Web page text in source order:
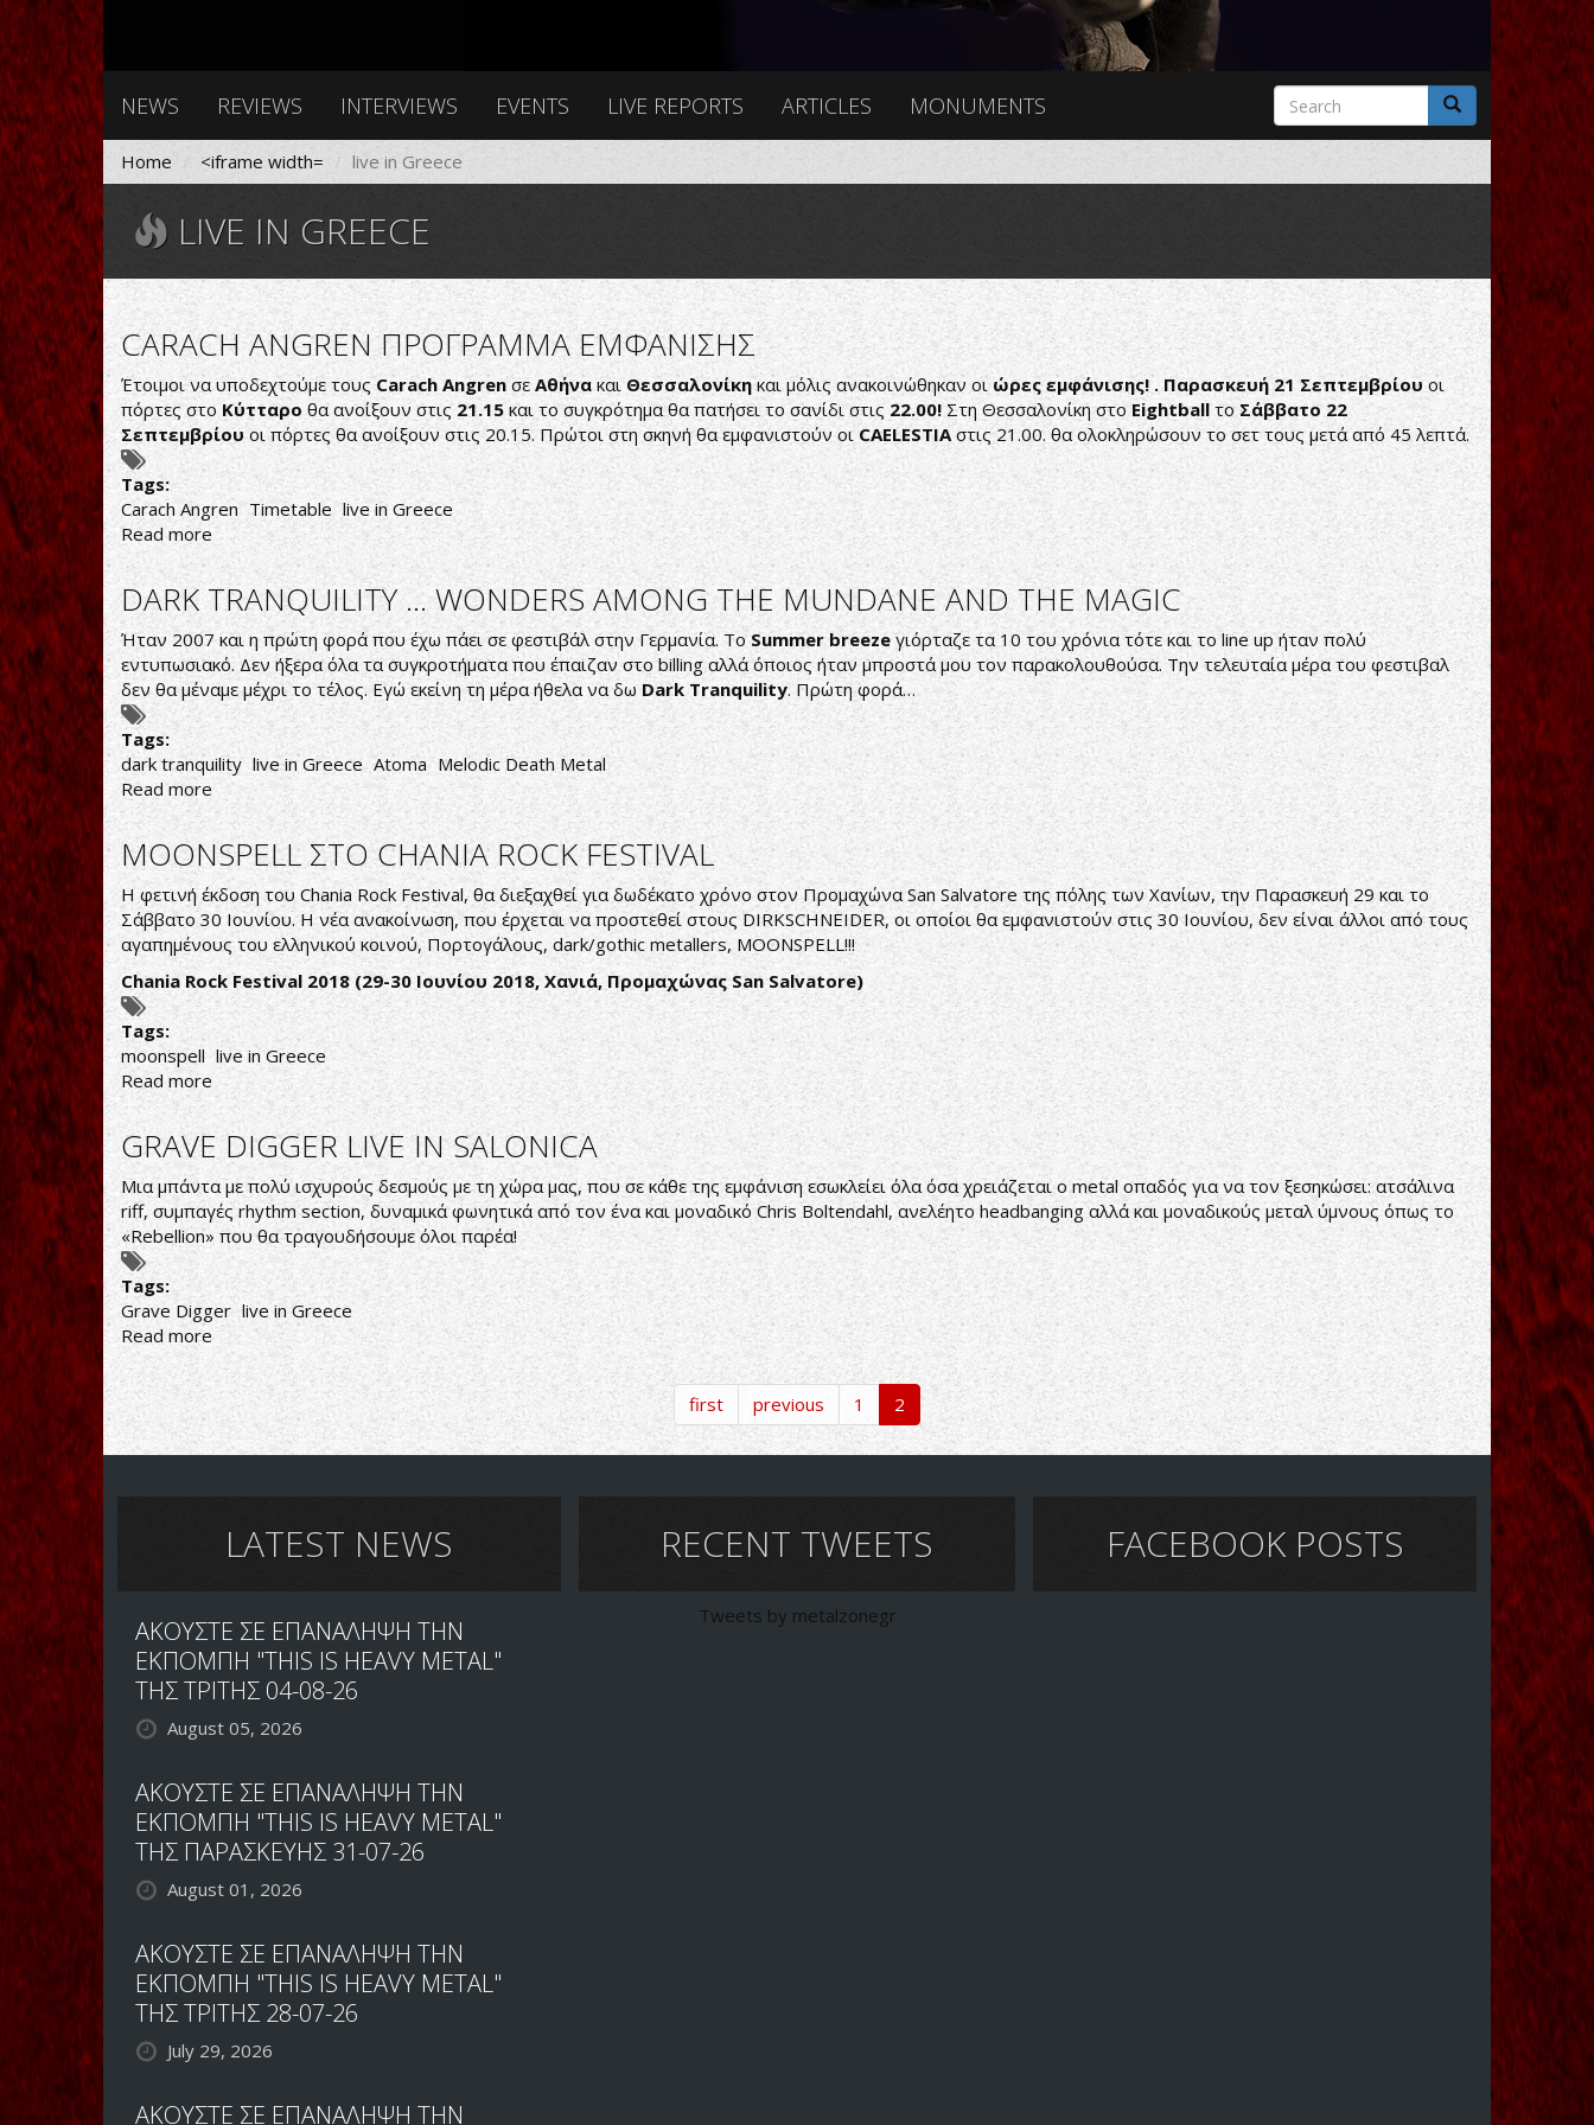
NEWS REVIEWS INTERVIEWS EVENTS LIVE REPORTS ARTICLES MONUMENTS
Search
form
Search
Home <iframe width= live in Greece
LIVE IN GREECE
CARACH ANGREN ΠΡΟΓΡΑΜΜΑ ΕΜΦΑΝΙΣΗΣ
Έτοιμοι να υποδεχτούμε τουςCarach Angrenσε Αθήνα και Θεσσαλονίκηκαι μόλις ανακοινώθηκαν οιώρες εμφάνισης! . Παρασκευή 21 Σεπτεμβρίουοι
πόρτες στο Κύτταρο θα ανοίξουν στις 21.15 και το συγκρότημα θα πατήσει το σανίδι στις 22.00! Στη Θεσσαλονίκη στο Eightball το Σάββατο 22
Σεπτεμβρίουοι πόρτες θα ανοίξουν στις 20.15. Πρώτοι στη σκηνή θα εμφανιστούν οι CAELΕSTIAστις 21.00. θα ολοκληρώσουν το σετ τους μετά από 45 λεπτά.
Tags:
Carach Angren Timetable live in Greece
Read more about
CARACH
ANGREN
ΠΡΟΓΡΑΜΜΑ
ΕΜΦΑΝΙΣΗΣ
DARK TRANQUILITY ... WONDERS AMONG THE MUNDANE AND THE MAGIC
Ήταν 2007 και η πρώτη φορά που έχω πάει σε φεστιβάλ στην Γερμανία. Το Summer breezeγιόρταζε τα 10 του χρόνια τότε και το line up ήταν πολύ
εντυπωσιακό. Δεν ήξερα όλα τα συγκροτήματα που έπαιζαν στο billing αλλά όποιος ήταν μπροστά μου τον παρακολουθούσα. Την τελευταία μέρα του φεστιβαλ
δεν θα μέναμε μέχρι το τέλος. Εγώ εκείνη τη μέρα ήθελα να δω Dark Tranquility. Πρώτη φορά…
Tags:
dark tranquility live in Greece Atoma Melodic Death Metal
Read more about
DARK
TRANQUILITY
...
WONDERS
AMONG
THE
MUNDANE
AND
THE
MAGIC
MOONSPELL ΣΤΟ CHANIA ROCK FESTIVAL
Η φετινή έκδοση του Chania Rock Festival, θα διεξαχθεί για δωδέκατο χρόνο στον Προμαχώνα San Salvatore της πόλης των Χανίων, την Παρασκευή 29 και το
Σάββατο 30 Ιουνίου. Η νέα ανακοίνωση, που έρχεται να προστεθεί στους DIRKSCHNEIDER, οι οποίοι θα εμφανιστούν στις 30 Ιουνίου, δεν είναι άλλοι από τους
αγαπημένους του ελληνικού κοινού, Πορτογάλους, dark/gothic metallers, MOONSPELL!!!
Chania Rock Festival 2018 (29-30 Ιουνίου 2018, Χανιά,ΠρομαχώναςSan Salvatore)
Tags:
moonspell live in Greece
Read more about
MOONSPELL
ΣΤΟ
CHANIA
ROCK
FESTIVAL
GRAVE DIGGER LIVE IN SALONICA
Μια μπάντα με πολύ ισχυρούς δεσμούς με τη χώρα μας, που σε κάθε της εμφάνιση εσωκλείει όλα όσα χρειάζεται ο metal οπαδός για να τον ξεσηκώσει: ατσάλινα
riff, συμπαγές rhythm section, δυναμικά φωνητικά από τον ένα και μοναδικό Chris Boltendahl, ανελέητο headbanging αλλά και μοναδικούς μεταλ ύμνους όπως το
«Rebellion» που θα τραγουδήσουμε όλοι παρέα!
Tags:
Grave Digger live in Greece
Read more about
GRAVE
DIGGER
LIVE
IN
SALONICA
first previous 1 2
LATEST NEWS
ΑΚΟΥΣΤΕ ΣΕ ΕΠΑΝΑΛΗΨΗ ΤΗΝ
ΕΚΠΟΜΠΗ "THIS IS HEAVY METAL"
ΤΗΣ ΤΡΙΤΗΣ 04-08-26
August 05, 2026
ΑΚΟΥΣΤΕ ΣΕ ΕΠΑΝΑΛΗΨΗ ΤΗΝ
ΕΚΠΟΜΠΗ "THIS IS HEAVY METAL"
ΤΗΣ ΠΑΡΑΣΚΕΥΗΣ 31-07-26
August 01, 2026
ΑΚΟΥΣΤΕ ΣΕ ΕΠΑΝΑΛΗΨΗ ΤΗΝ
ΕΚΠΟΜΠΗ "THIS IS HEAVY METAL"
ΤΗΣ ΤΡΙΤΗΣ 28-07-26
July 29, 2026
ΑΚΟΥΣΤΕ ΣΕ ΕΠΑΝΑΛΗΨΗ ΤΗΝ
RECENT TWEETS
Tweets by metalzonegr
FACEBOOK POSTS